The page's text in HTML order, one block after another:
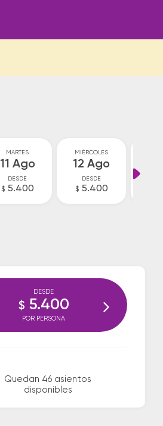
MARTES
11 Ago
DESDE
$ 5.400
MIÉRCOLES
12 Ago
DESDE
$ 5.400
Quedan 46 asientos
disponibles
DESDE
$ 5.400
POR PERSONA